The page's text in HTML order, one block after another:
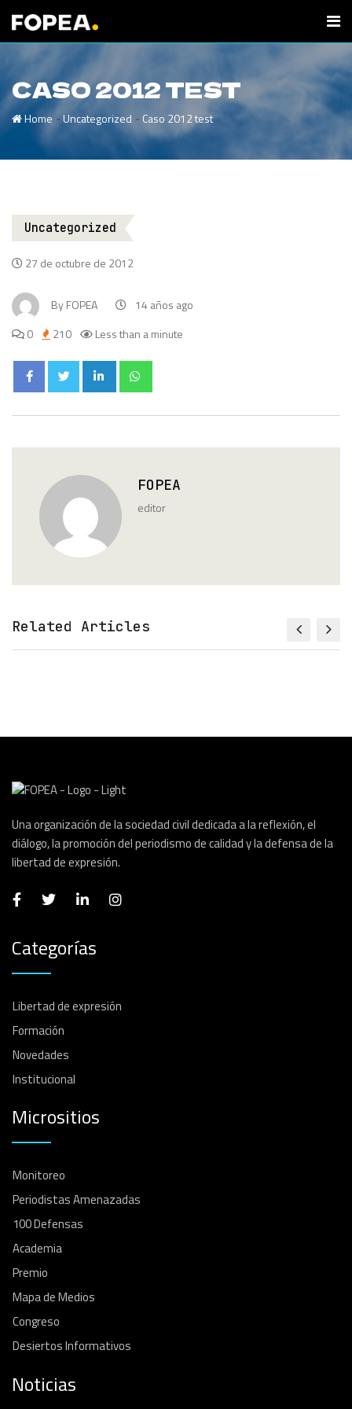
CASO 2012 TEST
Home -Uncategorized -Caso 2012 test
Uncategorized
27 de octubre de 2012
ByFOPEA
14 años ago
0
210 Less than a minute
FOPEA
editor
Related Articles
Una organización de la sociedad civil dedicada a la reflexión, el
diálogo, la promoción del periodismo de calidad y la defensa de la
libertad de expresión.
Categorías
Libertad de expresión
Formación
Novedades
Institucional
Micrositios
Monitoreo
Periodistas Amenazadas
100 Defensas
Academia
Premio
Mapa de Medios
Congreso
Desiertos Informativos
Noticias